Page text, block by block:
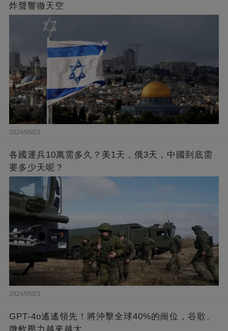
炸聲響徹天空
2024/05/21
各國運兵10萬需多久？美1天，俄3天，中國到底需
要多少天呢？
2024/05/21
GPT-4o遙遙領先！將沖擊全球40%的崗位，谷歌、